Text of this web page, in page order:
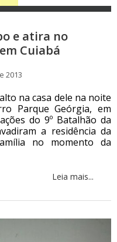
e atira no
Cuiabá
2013
na casa dele na noite
Parque Geórgia, em
do 9º Batalhão da
a residência da
no momento da
Leia mais...